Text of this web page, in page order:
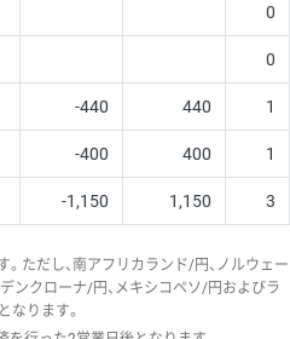
0
0
-440 440 1
-400 400 1
-1,150 1,150 3
ただし、南アフリカランド/円、ノルウェー
ンクローナ/円、メキシコペソ/円およびラ
なります。